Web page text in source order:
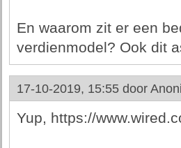
En waarom zit er een
verdienmodel? Ook dit
17-10-2019, 15:55 door
Yup, https://